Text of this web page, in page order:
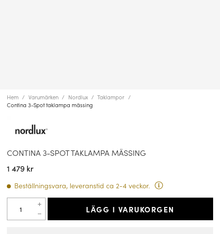
Hem Varumärken Nordlux
Taklampor
Contina 3-Spot taklampa mässing
CONTINA 3-SPOT TAKLAMPA MÄSSING
1 479 kr
Beställningsvara, leveranstid ca 2-4 veckor.
LÄGG I VARUKORGEN